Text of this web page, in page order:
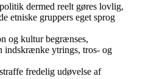
dermed reelt gøres lovlig,
etniske gruppers eget sprog
og kultur begrænses,
indskrænke ytrings, tros- og
fredelig udøvelse af